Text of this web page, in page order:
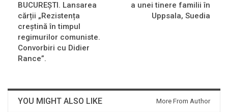
BUCUREȘTI. Lansarea
cărții „Rezistența
creștină în timpul
regimurilor comuniste.
Convorbiri cu Didier
Rance”.
a unei tinere familii în
Uppsala, Suedia
YOU MIGHT ALSO LIKE More From Author